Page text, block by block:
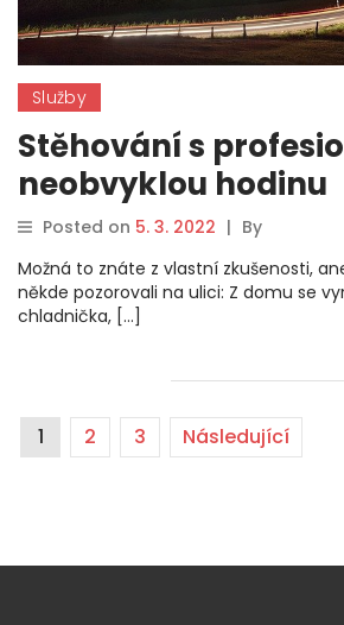
Služby
Stěhování s
neobvyklou hodinu
Posted on 5. 3. 2022 | By
Možná to znáte z vlastní zkušenosti,
někde pozorovali na ulici: Z domu se
chladnička, […]
1 2 3 Následující